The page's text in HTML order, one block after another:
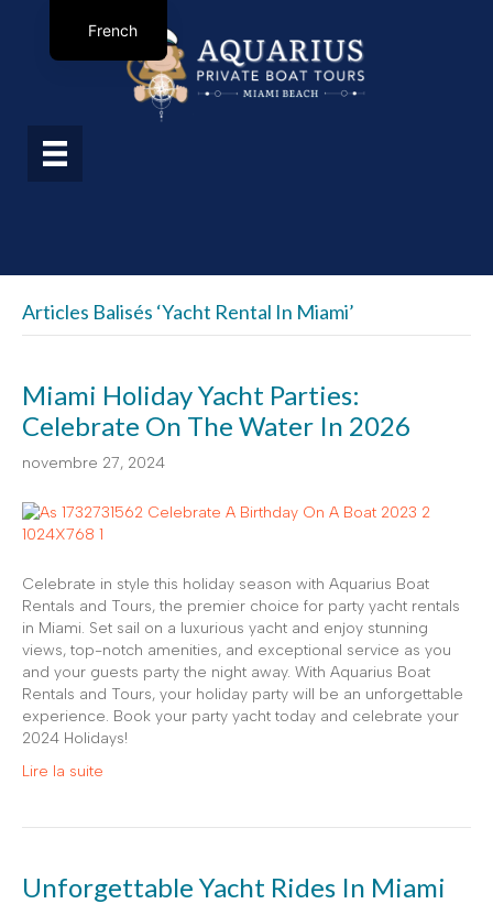
Articles Balisés ‘Yacht Rental In Miami’
Miami Holiday Yacht Parties:
Celebrate On The Water In 2026
novembre 27, 2024
Celebrate in style this holiday season with Aquarius Boat
Rentals and Tours, the premier choice for party yacht rentals
in Miami. Set sail on a luxurious yacht and enjoy stunning
views, top-notch amenities, and exceptional service as you
and your guests party the night away. With Aquarius Boat
Rentals and Tours, your holiday party will be an unforgettable
experience. Book your party yacht today and celebrate your
2024 Holidays!
Lire la suite
Unforgettable Yacht Rides In Miami
French